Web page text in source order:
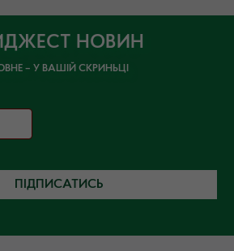
НОВИН
– У ВАШІЙ СКРИНЬЦІ
ПІДПИСАТИСЬ